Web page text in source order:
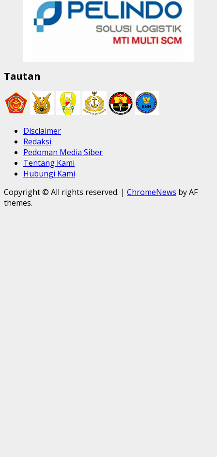
Tautan
Disclaimer
Redaksi
Pedoman Media Siber
Tentang Kami
Hubungi Kami
Copyright © All rights reserved. | ChromeNews by AF
themes.